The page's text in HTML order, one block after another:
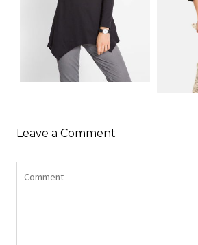
CEKINAMI CZARNY
Leave a Comment